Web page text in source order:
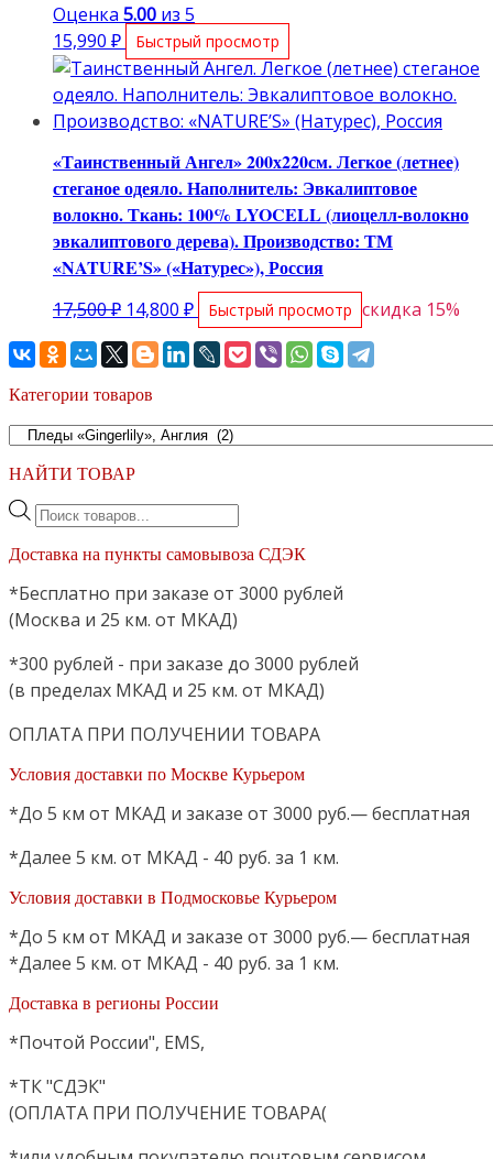
Оценка 5.00 из 5
15,990 ₽ Быстрый просмотр
«Таинственный Ангел» 200х220см. Легкое (летнее)
стеганое одеяло. Наполнитель: Эвкалиптовое
волокно. Ткань: 100% LYOCELL (лиоцелл-волокно
эвкалиптового дерева). Производство: ТМ
«NATURE’S» («Натурес»), Россия
17,500₽ Первоначальная
составляла
17,500 ₽.
14,800 ₽Текущая
цена:
14,800 ₽.
Быстрый просмотр скидка 15%
Категории товаров
НАЙТИ ТОВАР
Поиск
Доставка на пункты самовывоза СДЭК
*Бесплатно при заказе от 3000 рублей
(Москва и 25 км. от МКАД)
*300 рублей - при заказе до 3000 рублей
(в пределах МКАД и 25 км. от МКАД)
ОПЛАТА ПРИ ПОЛУЧЕНИИ ТОВАРА
Условия доставки по Москве Курьером
*До 5 км от МКАД и заказе от 3000 руб.— бесплатная
*Далее 5 км. от МКАД - 40 руб. за 1 км.
Условия доставки в Подмосковье Курьером
*До 5 км от МКАД и заказе от 3000 руб.— бесплатная
*Далее 5 км. от МКАД - 40 руб. за 1 км.
Доставка в регионы России
*Почтой России", EMS,
*ТК "СДЭК"
(ОПЛАТА ПРИ ПОЛУЧЕНИЕ ТОВАРА(